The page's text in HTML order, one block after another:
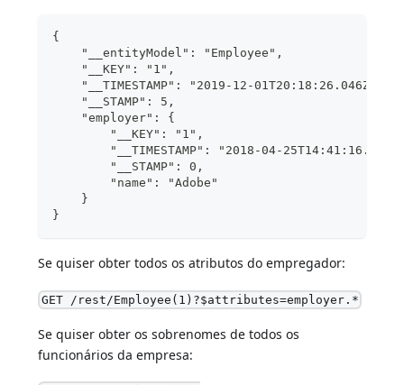
{
    "__entityModel": "Employee",
    "__KEY": "1",
    "__TIMESTAMP": "2019-12-01T20:18:26.046Z",
    "__STAMP": 5,
    "employer": {
        "__KEY": "1",
"__TIMESTAMP": "2018-04-
        "__STAMP": 0,
        "name": "Adobe"
    }
}
Se quiser obter todos os atributos do empregador:
GET /rest/Employee(1)?$attributes=employer.*
Se quiser obter os sobrenomes de todos os
funcionários da empresa: